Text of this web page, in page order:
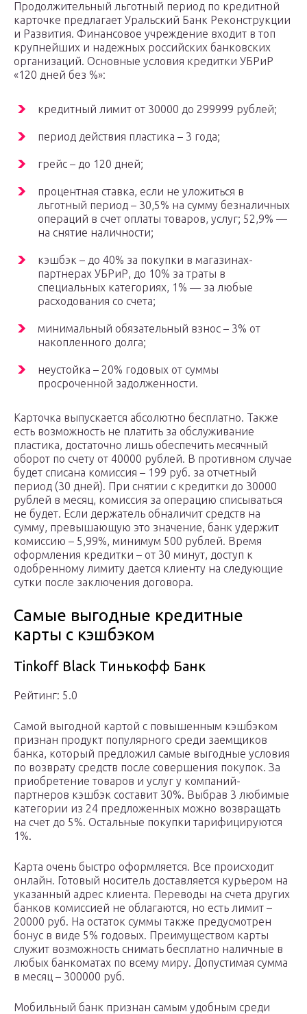
Продолжительный льготный период по кредитной
карточке предлагает Уральский Банк Реконструкции
и Развития. Финансовое учреждение входит в топ
крупнейших и надежных российских банковских
организаций. Основные условия кредитки УБРиР
«120 дней без %»:
кредитный лимит от 30000 до 299999 рублей;
период действия пластика – 3 года;
грейс – до 120 дней;
процентная ставка, если не уложиться в
льготный период – 30,5% на сумму безналичных
операций в счет оплаты товаров, услуг; 52,9% —
на снятие наличности;
кэшбэк – до 40% за покупки в магазинах-
партнерах УБРиР, до 10% за траты в
специальных категориях, 1% — за любые
расходования со счета;
минимальный обязательный взнос – 3% от
накопленного долга;
неустойка – 20% годовых от суммы
просроченной задолженности.
Карточка выпускается абсолютно бесплатно. Также
есть возможность не платить за обслуживание
пластика, достаточно лишь обеспечить месячный
оборот по счету от 40000 рублей. В противном случае
будет списана комиссия – 199 руб. за отчетный
период (30 дней). При снятии с кредитки до 30000
рублей в месяц, комиссия за операцию списываться
не будет. Если держатель обналичит средств на
сумму, превышающую это значение, банк удержит
комиссию – 5,99%, минимум 500 рублей. Время
оформления кредитки – от 30 минут, доступ к
одобренному лимиту дается клиенту на следующие
сутки после заключения договора.
Самые выгодные кредитные
карты с кэшбэком
Tinkoff Black Тинькофф Банк
Рейтинг: 5.0
Самой выгодной картой с повышенным кэшбэком
признан продукт популярного среди заемщиков
банка, который предложил самые выгодные условия
по возврату средств после совершения покупок. За
приобретение товаров и услуг у компаний-
партнеров кэшбэк составит 30%. Выбрав 3 любимые
категории из 24 предложенных можно возвращать
на счет до 5%. Остальные покупки тарифицируются
1%.
Карта очень быстро оформляется. Все происходит
онлайн. Готовый носитель доставляется курьером на
указанный адрес клиента. Переводы на счета других
банков комиссией не облагаются, но есть лимит –
20000 руб. На остаток суммы также предусмотрен
бонус в виде 5% годовых. Преимуществом карты
служит возможность снимать бесплатно наличные в
любых банкоматах по всему миру. Допустимая сумма
в месяц – 300000 руб.
Мобильный банк признан самым удобным среди